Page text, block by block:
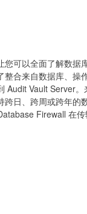
您可以全面了解数据
整合来自数据库、操
Audit Vault Server
跨日、跨周或跨年的
Firewall 在